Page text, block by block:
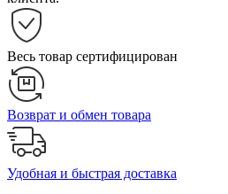
Весь товар сертифицирован
Возврат и обмен товара
Удобная и быстрая доставка